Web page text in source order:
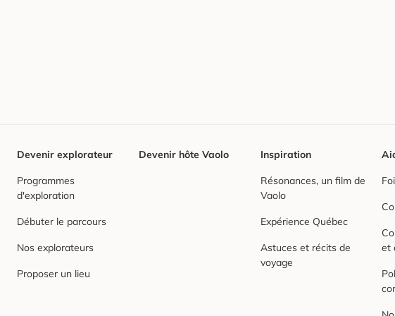
Devenir explorateur
Programmes
d'exploration
Débuter le parcours
Nos explorateurs
Proposer un lieu
Devenir hôte Vaolo Inspiration
Résonances, un film de
Vaolo
Expérience Québec
Astuces et récits de
voyage
et